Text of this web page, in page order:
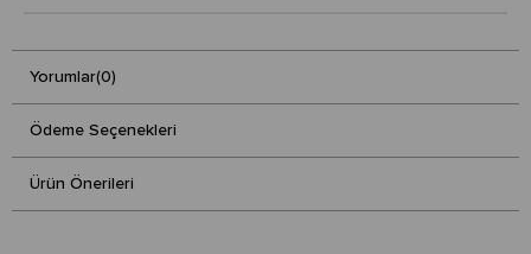
Yorumlar(0)
Ödeme Seçenekleri
Ürün Önerileri